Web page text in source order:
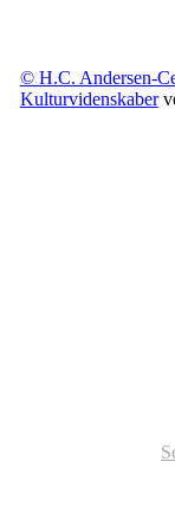
© H.C. Andersen-
Kulturvidenskaber